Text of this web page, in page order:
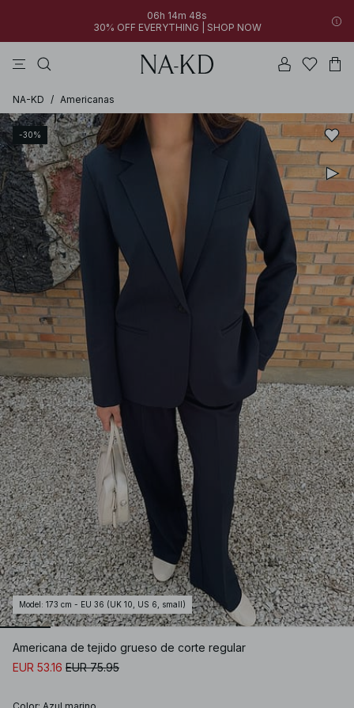
06h 14m 48s
30% OFF EVERYTHING | SHOP NOW
NA-KD / Americanas
-30%
Model : 173 cm - EU 36 (UK 10, US 6, small)
Americana de tejido grueso de corte regular
EUR 53.16 EUR 75.95